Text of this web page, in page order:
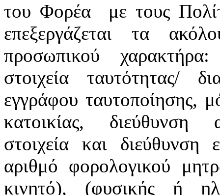
του Φορέα με τους
επεξεργάζεται τα
προσωπικού
στοιχεία ταυτότητας/
εγγράφου ταυτοποίησης,
κατοικίας, διεύθυνση
στοιχεία και διεύθυνση
αριθμό φορολογικού
κινητό), (φυσικής ή